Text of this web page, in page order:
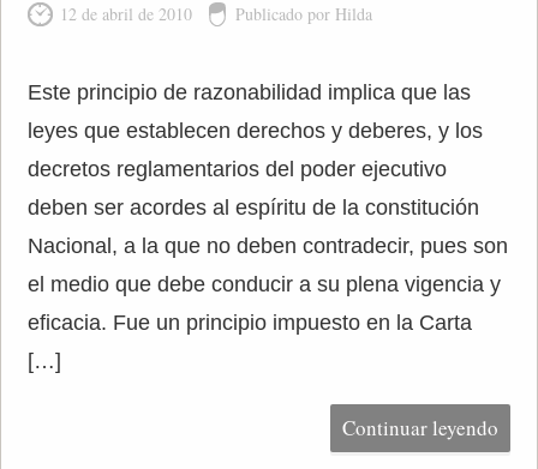
12 de abril de 2010 Publicado por Hilda
Este principio de razonabilidad implica que las
leyes que establecen derechos y deberes, y los
decretos reglamentarios del poder ejecutivo
deben ser acordes al espíritu de la constitución
Nacional, a la que no deben contradecir, pues son
el medio que debe conducir a su plena vigencia y
eficacia. Fue un principio impuesto en la Carta
[…]
Continuar leyendo